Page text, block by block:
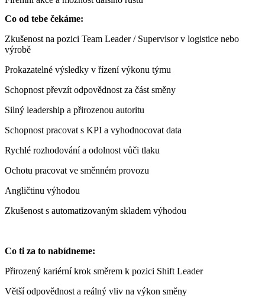
Co od tebe čekáme:
Zkušenost na pozici Team Leader / Supervisor v logistice nebo
výrobě
Prokazatelné výsledky v řízení výkonu týmu
Schopnost převzít odpovědnost za část směny
Silný leadership a přirozenou autoritu
Schopnost pracovat s KPI a vyhodnocovat data
Rychlé rozhodování a odolnost vůči tlaku
Ochotu pracovat ve směnném provozu
Angličtinu výhodou
Zkušenost s automatizovaným skladem výhodou
Co ti za to nabídneme:
Přirozený kariérní krok směrem k pozici Shift Leader
Větší odpovědnost a reálný vliv na výkon směny